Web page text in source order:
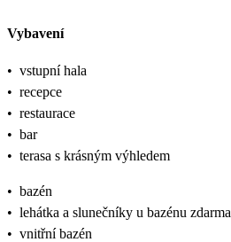
Vybavení
• vstupní hala
• recepce
• restaurace
• bar
• terasa s krásným výhledem
• bazén
• lehátka a slunečníky u bazénu zdarma
• vnitřní bazén